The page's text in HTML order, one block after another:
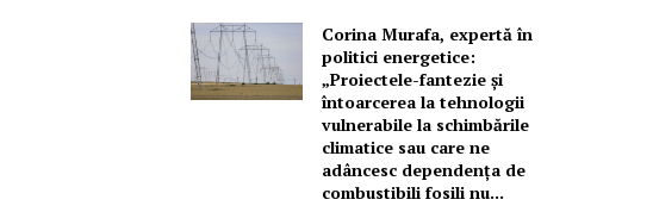
Corina Murafa, expertă în
politici energetice:
„Proiectele-fantezie și
întoarcerea la tehnologii
vulnerabile la schimbările
climatice sau care ne
adâncesc dependența de
combustibili fosili nu...